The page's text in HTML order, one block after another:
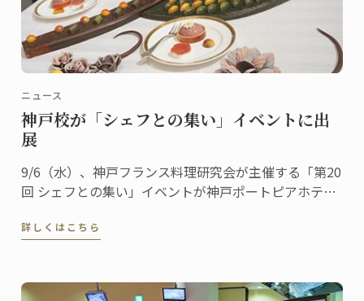
ニュース
神戸校が「シェフとの集い」イベントに出
展
9/6（水）、神戸フランス料理研究会が主催する「第20
回 シェフとの集い」イベントが神戸ポートピアホテル
ースを出展しました。
詳しくはこちら